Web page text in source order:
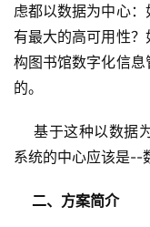
虑都以数据为中心
有最大的高可用性
构图书馆数字化信
的。
基于这种以数据
系统的中心应该是--
二、方案简介